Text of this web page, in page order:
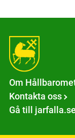
Om
Kontakta oss
Gå till jarfalla.se